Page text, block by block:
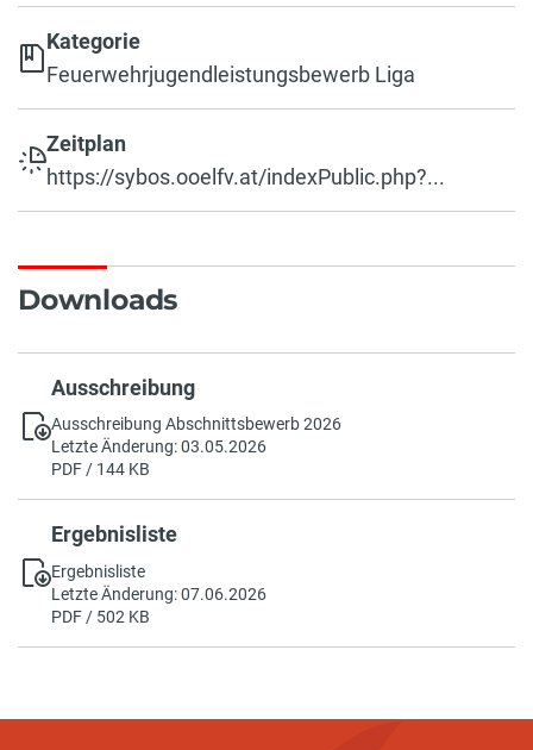
Kategorie
Feuerwehrjugendleistungsbewerb Liga
Zeitplan
https://sybos.ooelfv.at/indexPublic.php?...
Downloads
Ausschreibung
Ausschreibung Abschnittsbewerb 2026
Letzte Änderung: 03.05.2026
PDF / 144 KB
Ergebnisliste
Ergebnisliste
Letzte Änderung: 07.06.2026
PDF / 502 KB